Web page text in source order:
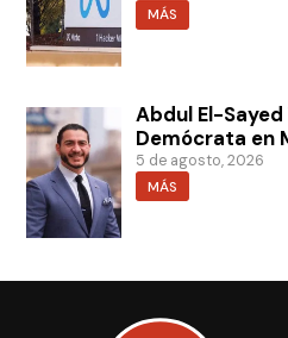
MÁS
Abdul El-
Demócrata en
5 de agosto, 2026
MÁS